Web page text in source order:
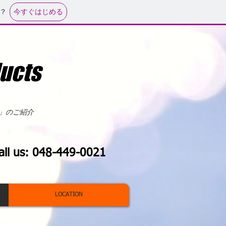
今すぐはじめる
のご紹介
us: 048-449-0021
LOCATION